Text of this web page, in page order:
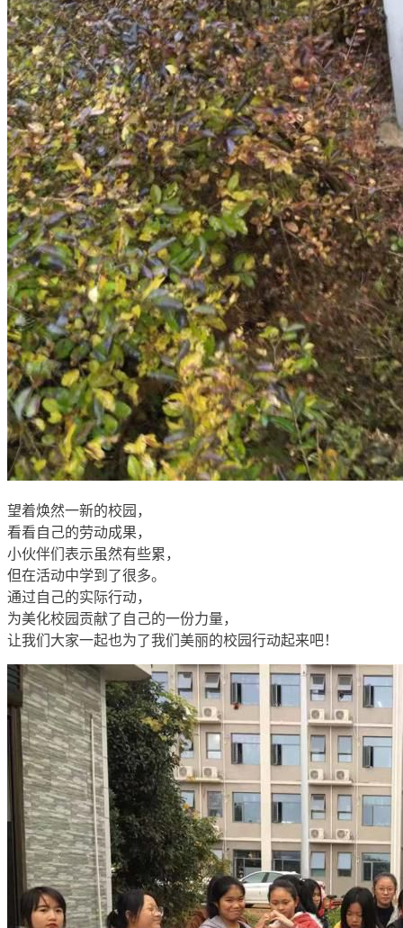
望着焕然一新的校园，
看看自己的劳动成果，
小伙伴们表示虽然有些累，
但在活动中学到了很多。
通过自己的实际行动，
为美化校园贡献了自己的一份力量，
让我们大家一起也为了我们美丽的校园行动起来吧！